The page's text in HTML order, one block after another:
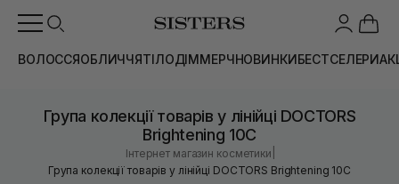
ВОЛОССЯОБЛИЧЧЯТІЛОДІММЕРЧНОВИНКИБЕСТСЕЛЕРИ
Група колекції товарів у лінійці DOCTORS
Brightening 10C
Інтернет магазин косметики
Група колекції товарів у лінійці DOCTORS Brightening 10C